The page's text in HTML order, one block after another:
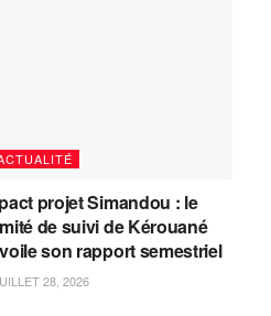
projet Simandou : le
de suivi de Kérouané
son rapport semestriel
28, 2026